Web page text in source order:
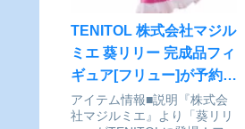
TENITOL 株式会社マジル
ミエ 葵リリー 完成品フィ
ギュア[フリュー]が予約受
付中
アイテム情報■説明『株式会
社マジルミエ』より「葵リリ